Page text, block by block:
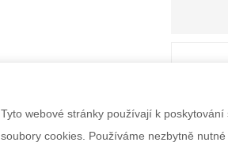
Tyto webové stránky používají k poskytování
soubory cookies. Používáme nezbytně